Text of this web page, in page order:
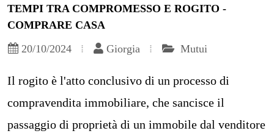
TEMPI TRA COMPROMESSO E ROGITO -
COMPRARE CASA
20/10/2024
Giorgia Mutui
Il rogito è l'atto conclusivo di un processo di
compravendita immobiliare, che sancisce il
passaggio di proprietà di un immobile dal venditore